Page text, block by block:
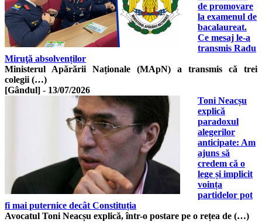
de promovare
la examenul de
bacalaureat.
Ce mesaj le-a
transmis Radu
Miruţă absolvenților
Ministerul Apărării Naționale (MApN) a transmis că trei
colegii (…)
[Gândul] - 13/07/2026
Toni Neacșu
explică
paradoxul
alegerilor
anticipate: Am
ajuns să
credem că o
lege și implicit
voința
partidelor pot
fi mai puternice decât Constituția
Avocatul Toni Neacșu explică, într-o postare pe o rețea de (…)